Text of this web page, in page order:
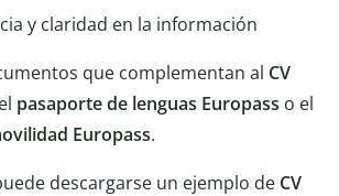
y claridad en la información
que complementan al CV
pasaporte de lenguas Europass o el
Europass.
descargarse un ejemplo de CV